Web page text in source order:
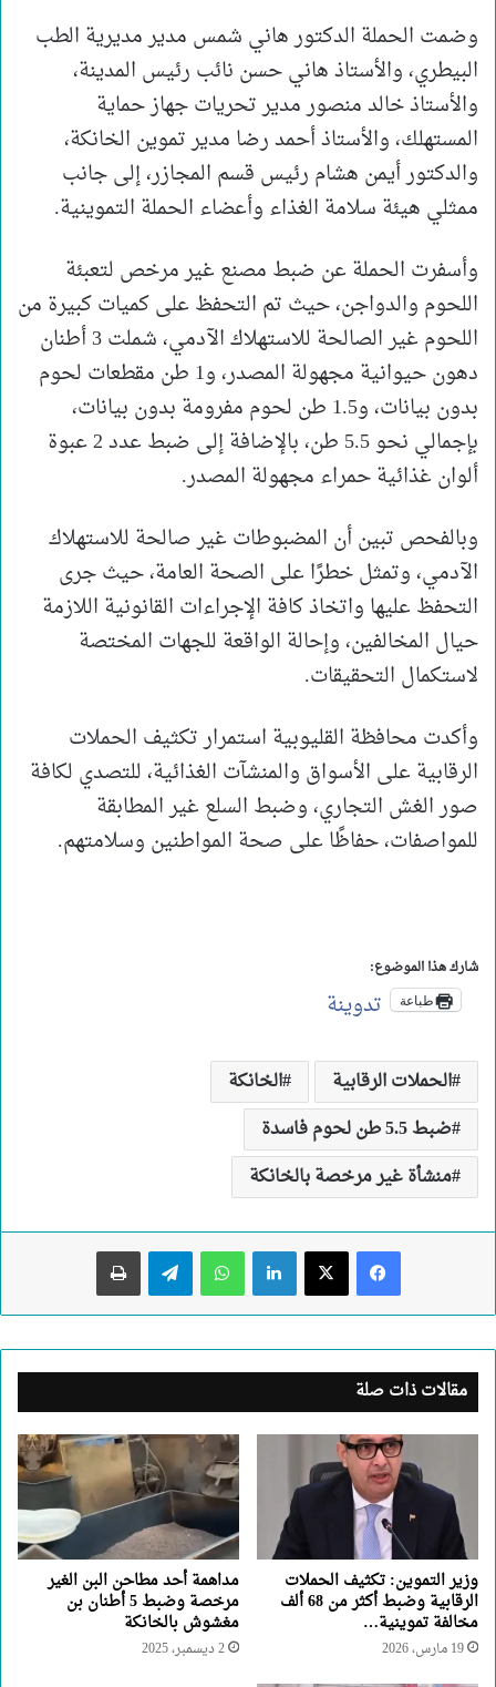
وضمت الحملة الدكتور هاني شمس مدير مديرية الطب
البيطري، والأستاذ هاني حسن نائب رئيس المدينة،
والأستاذ خالد منصور مدير تحريات جهاز حماية
المستهلك، والأستاذ أحمد رضا مدير تموين الخانكة،
والدكتور أيمن هشام رئيس قسم المجازر، إلى جانب
ممثلي هيئة سلامة الغذاء وأعضاء الحملة التموينية.
وأسفرت الحملة عن ضبط مصنع غير مرخص لتعبئة
اللحوم والدواجن، حيث تم التحفظ على كميات كبيرة من
اللحوم غير الصالحة للاستهلاك الآدمي، شملت 3 أطنان
دهون حيوانية مجهولة المصدر، و1 طن مقطعات لحوم
بدون بيانات، و1.5 طن لحوم مفرومة بدون بيانات،
بإجمالي نحو 5.5 طن، بالإضافة إلى ضبط عدد 2 عبوة
ألوان غذائية حمراء مجهولة المصدر.
وبالفحص تبين أن المضبوطات غير صالحة للاستهلاك
الآدمي، وتمثل خطرًا على الصحة العامة، حيث جرى
التحفظ عليها واتخاذ كافة الإجراءات القانونية اللازمة
حيال المخالفين، وإحالة الواقعة للجهات المختصة
لاستكمال التحقيقات.
وأكدت محافظة القليوبية استمرار تكثيف الحملات
الرقابية على الأسواق والمنشآت الغذائية، للتصدي لكافة
صور الغش التجاري، وضبط السلع غير المطابقة
للمواصفات، حفاظًا على صحة المواطنين وسلامتهم.
شارك هذا الموضوع:
طباعة تدوينة
الحملات الرقابية
الخانكة
ضبط 5.5 طن لحوم فاسدة
منشأة غير مرخصة بالخانكة
لينكدإن واتساب تيلقرام طباعة
مقالات ذات صلة
وزير التموين: تكثيف الحملات
الرقابية وضبط أكثر من 68 ألف
مخالفة تموينية…
19 مارس، 2026
مداهمة أحد مطاحن البن الغير
مرخصة وضبط 5 أطنان بن
مغشوش بالخانكة
2 ديسمبر، 2025